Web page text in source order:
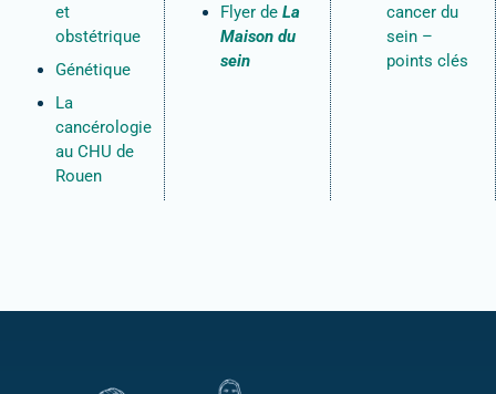
et
obstétrique
Génétique
La
cancérologie
au CHU de
Rouen
Flyer deLa
Maison du
sein
cancer du
sein –
points clés